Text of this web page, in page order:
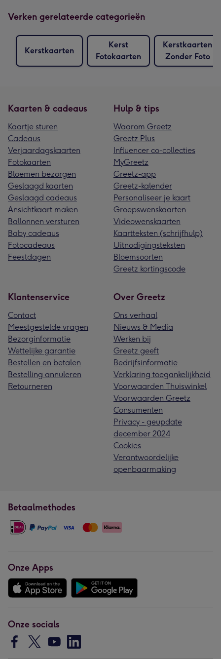
Verken gerelateerde categorieën
Kerstkaarten
Kerst
Fotokaarten
Kerstkaarten
Zonder Foto
Kaarten & cadeaus
Kaartje sturen
Cadeaus
Verjaardagskaarten
Fotokaarten
Bloemen bezorgen
Geslaagd kaarten
Geslaagd cadeaus
Ansichtkaart maken
Ballonnen versturen
Baby cadeaus
Fotocadeaus
Feestdagen
Hulp & tips
Waarom Greetz
Greetz Plus
Influencer co-collecties
MyGreetz
Greetz-app
Greetz-kalender
Personaliseer je kaart
Groepswenskaarten
Videowenskaarten
Kaartteksten (schrijfhulp)
Uitnodigingsteksten
Bloemsoorten
Greetz kortingscode
Klantenservice
Contact
Meestgestelde vragen
Bezorginformatie
Wettelijke garantie
Bestellen en betalen
Bestelling annuleren
Retourneren
Over Greetz
Ons verhaal
Nieuws & Media
Werken bij
Greetz geeft
Bedrijfsinformatie
Verklaring toegankelijkheid
Voorwaarden Thuiswinkel
Voorwaarden Greetz
Consumenten
Privacy - geupdate
december 2024
Cookies
Verantwoordelijke
openbaarmaking
Betaalmethodes
Onze Apps
Onze socials